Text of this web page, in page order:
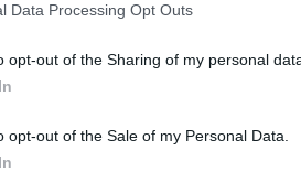
Data Processing Opt Outs
opt-out of the Sharing of my personal
opt-out of the Sale of my Personal Data.
που τάραξαν
του
Αποδέχομαι τους